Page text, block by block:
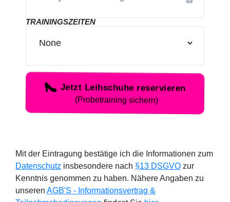
TRAININGSZEITEN
Jetzt Leihschuhe reservieren
(Probetraining sichern)
Mit der Eintragung bestätige ich die Informationen zum
Datenschutz insbesondere nach §13 DSGVO zur
Kenntnis genommen zu haben. Nähere Angaben zu
unseren AGB'S - Informationsvertrag &